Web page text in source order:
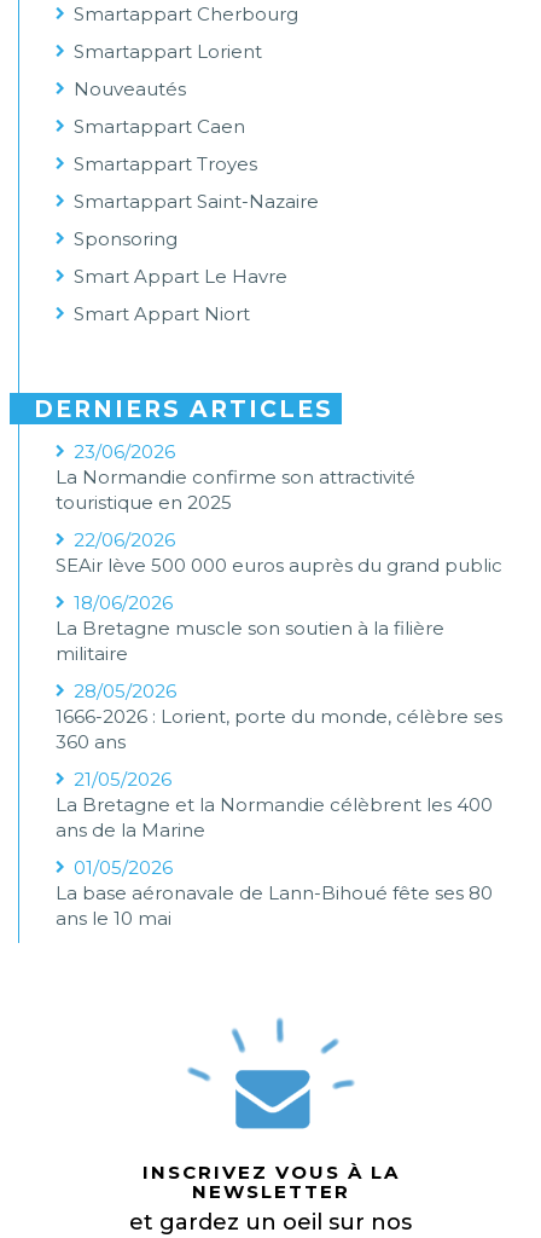
Smartappart Cherbourg
Smartappart Lorient
Nouveautés
Smartappart Caen
Smartappart Troyes
Smartappart Saint-Nazaire
Sponsoring
Smart Appart Le Havre
Smart Appart Niort
DERNIERS ARTICLES
23/06/2026
La Normandie confirme son attractivité
touristique en 2025
22/06/2026
SEAir lève 500 000 euros auprès du grand public
18/06/2026
La Bretagne muscle son soutien à la filière
militaire
28/05/2026
1666-2026 : Lorient, porte du monde, célèbre ses
360 ans
21/05/2026
La Bretagne et la Normandie célèbrent les 400
ans de la Marine
01/05/2026
La base aéronavale de Lann-Bihoué fête ses 80
ans le 10 mai
INSCRIVEZ VOUS À LA
NEWSLETTER
et gardez un oeil sur nos